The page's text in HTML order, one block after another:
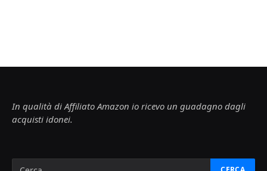
In qualità di Affiliato Amazon io ricevo un guadagno dagli
acquisti idonei.